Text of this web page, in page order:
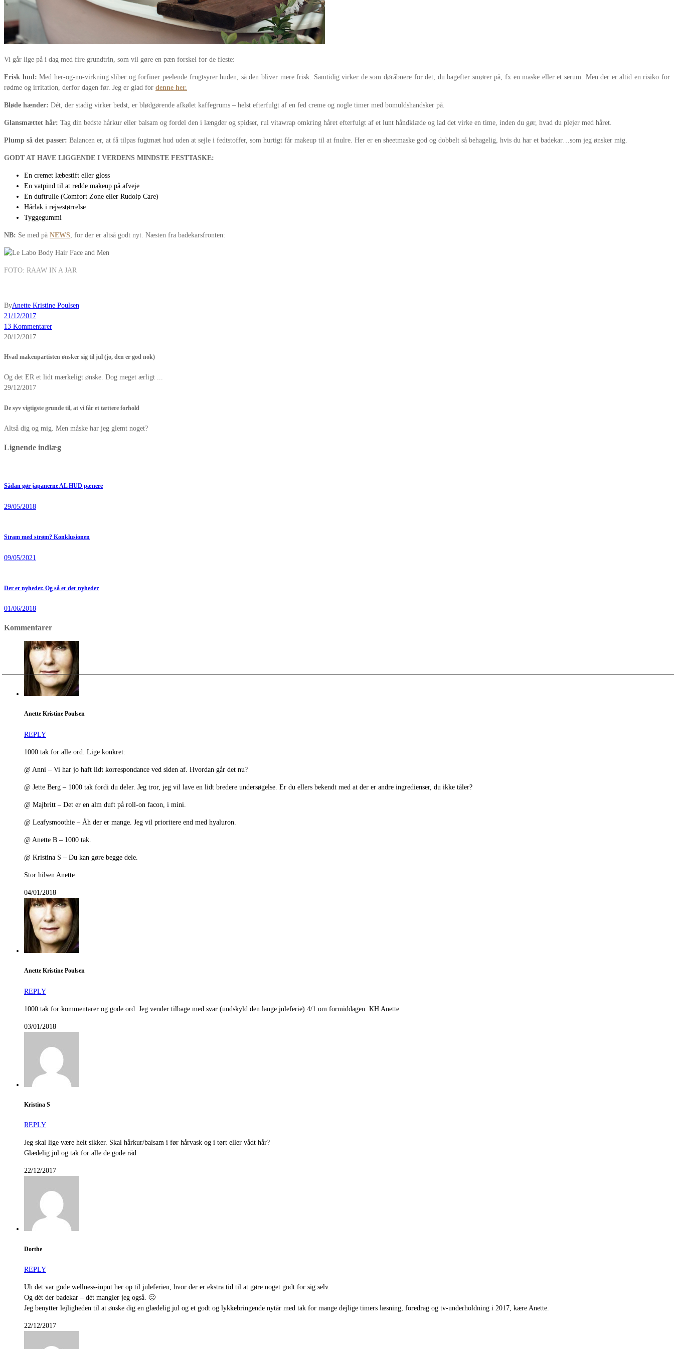
Vi går lige på i dag med fire grundtrin, som vil gøre en pæn forskel for de fleste:
Frisk hud:Med her-og-nu-virkning sliber og forfiner peelende frugtsyrer huden, så den bliver mere frisk. Samtidig virker de som døråbnere for det, du bagefter smører på, fx en maske eller et serum. Men der er altid en risiko for
rødme og irritation, derfor dagen før. Jeg er glad for denne her.
Bløde hænder: Dét, der stadig virker bedst, er blødgørende afkølet kaffegrums – helst efterfulgt af en fed creme og nogle timer med bomuldshandsker på.
Glansmættet hår: Tag din bedste hårkur eller balsam og fordel den i længder og spidser, rul vitawrap omkring håret efterfulgt af et lunt håndklæde og lad det virke en time, inden du gør, hvad du plejer med håret.
Plump så det passer: Balancen er, at få tilpas fugtmæt hud uden at sejle i fedtstoffer, som hurtigt får makeup til at fnulre. Her er en sheetmaske god og dobbelt så behagelig, hvis du har et badekar…som jeg ønsker mig.
GODT AT HAVE LIGGENDE I VERDENS MINDSTE FESTTASKE:
En cremet læbestift eller gloss
En vatpind til at redde makeup på afveje
En duftrulle (Comfort Zone eller Rudolp Care)
Hårlak i rejsestørrelse
Tyggegummi
NB: Se med på NEWS , for der er altså godt nyt. Næsten fra badekarsfronten:
FOTO: RAAW IN A JAR
ByAnette Kristine Poulsen
21/12/2017
13 Kommentarer
20/12/2017
Hvad makeupartisten ønsker sig til jul (jo, den er god nok)
Og det ER et lidt mærkeligt ønske. Dog meget ærligt ...
29/12/2017
De syv vigtigste grunde til, at vi får et tættere forhold
Altså dig og mig. Men måske har jeg glemt noget?
Lignende indlæg
Sådan gør japanerne AL HUD pænere
29/05/2018
Stram med strøm? Konklusionen
09/05/2021
Der er nyheder. Og så er der nyheder
01/06/2018
Kommentarer
Anette Kristine Poulsen
REPLY
1000 tak for alle ord. Lige konkret:
@ Anni – Vi har jo haft lidt korrespondance ved siden af. Hvordan går det nu?
@ Jette Berg – 1000 tak fordi du deler. Jeg tror, jeg vil lave en lidt bredere undersøgelse. Er du ellers bekendt med at der er andre ingredienser, du ikke tåler?
@ Majbritt – Det er en alm duft på roll-on facon, i mini.
@ Leafysmoothie – Åh der er mange. Jeg vil prioritere end med hyaluron.
@ Anette B – 1000 tak.
@ Kristina S – Du kan gøre begge dele.
Stor hilsen Anette
04/01/2018
Anette Kristine Poulsen
REPLY
1000 tak for kommentarer og gode ord. Jeg vender tilbage med svar (undskyld den lange juleferie) 4/1 om formiddagen. KH Anette
03/01/2018
Kristina S
REPLY
Jeg skal lige være helt sikker. Skal hårkur/balsam i før hårvask og i tørt eller vådt hår?
Glædelig jul og tak for alle de gode råd
22/12/2017
Dorthe
REPLY
Uh det var gode wellness-input her op til juleferien, hvor der er ekstra tid til at gøre noget godt for sig selv.
Og dét der badekar – dét mangler jeg også. 🙂
Jeg benytter lejligheden til at ønske dig en glædelig jul og et godt og lykkebringende nytår med tak for mange dejlige timers læsning, foredrag og tv-underholdning i 2017, kære Anette.
22/12/2017